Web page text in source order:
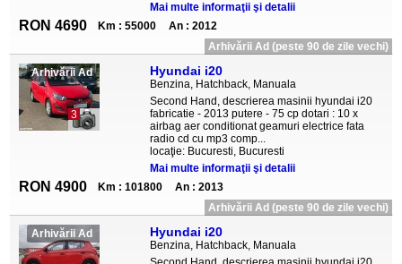
Mai multe informaţii şi detalii
RON 4690 Km : 55000
An : 2012
Arhivării Ad (peste 90 de zile vechi)
Arhivării Ad
3
Hyundai i20
Benzina, Hatchback, Manuala
Second Hand, descrierea masinii hyundai i20
fabricatie - 2013 putere - 75 cp dotari : 10 x
airbag aer conditionat geamuri electrice fata
radio cd cu mp3 comp...
locaţie: Bucuresti, Bucuresti
Mai multe informaţii şi detalii
RON 4900 Km : 101800
An : 2013
Arhivării Ad (peste 90 de zile vechi)
Arhivării Ad Hyundai i20
Benzina, Hatchback, Manuala